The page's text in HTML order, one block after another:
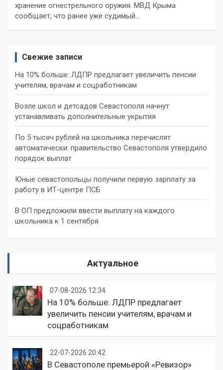
хранение огнестрельного оружия. МВД Крыма
сообщает, что ранее уже судимый…
Свежие записи
На 10% больше: ЛДПР предлагает увеличить пенсии
учителям, врачам и соцработникам
Возле школ и детсадов Севастополя начнут
устанавливать дополнительные укрытия
По 5 тысяч рублей на школьника перечислят
автоматически: правительство Севастополя утвердило
порядок выплат
Юные севастопольцы получили первую зарплату за
работу в ИТ-центре ПСБ
В ОП предложили ввести выплату на каждого
школьника к 1 сентября
Актуальное
07-08-2026 12:34
На 10% больше: ЛДПР предлагает
увеличить пенсии учителям, врачам и
соцработникам
22-07-2026 20:42
В Севастополе премьерой «Ревизор»